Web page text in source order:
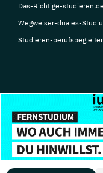
Das-Richtige-studieren.de
Wegweiser-duales-
Studieren-
© Copyright 2026, TarGroup
Impressum